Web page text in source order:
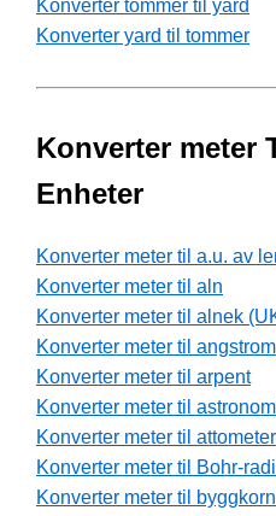
Konverter tommer til yard
Konverter yard til tommer
Konverter meter
Enheter
Konverter meter til a.u. av
Konverter meter til aln
Konverter meter til alnek
Konverter meter til angstrom
Konverter meter til arpent
Konverter meter til
Konverter meter til attometer
Konverter meter til Bohr-
Konverter meter til byggkorn